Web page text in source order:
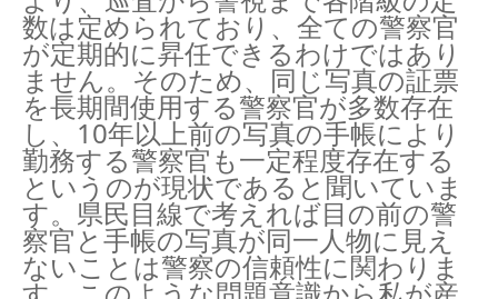
数は定められており、全ての警察官
が定期的に昇任できるわけではあり
ません。そのため、同じ写真の証票
を長期間使用する警察官が多数存在
し、10年以上前の写真の手帳により
勤務する警察官も一定程度存在する
というのが現状であると聞いていま
す。県民目線で考えれば目の前の警
察官と手帳の写真が同一人物に見え
ないことは警察の信頼性に関わりま